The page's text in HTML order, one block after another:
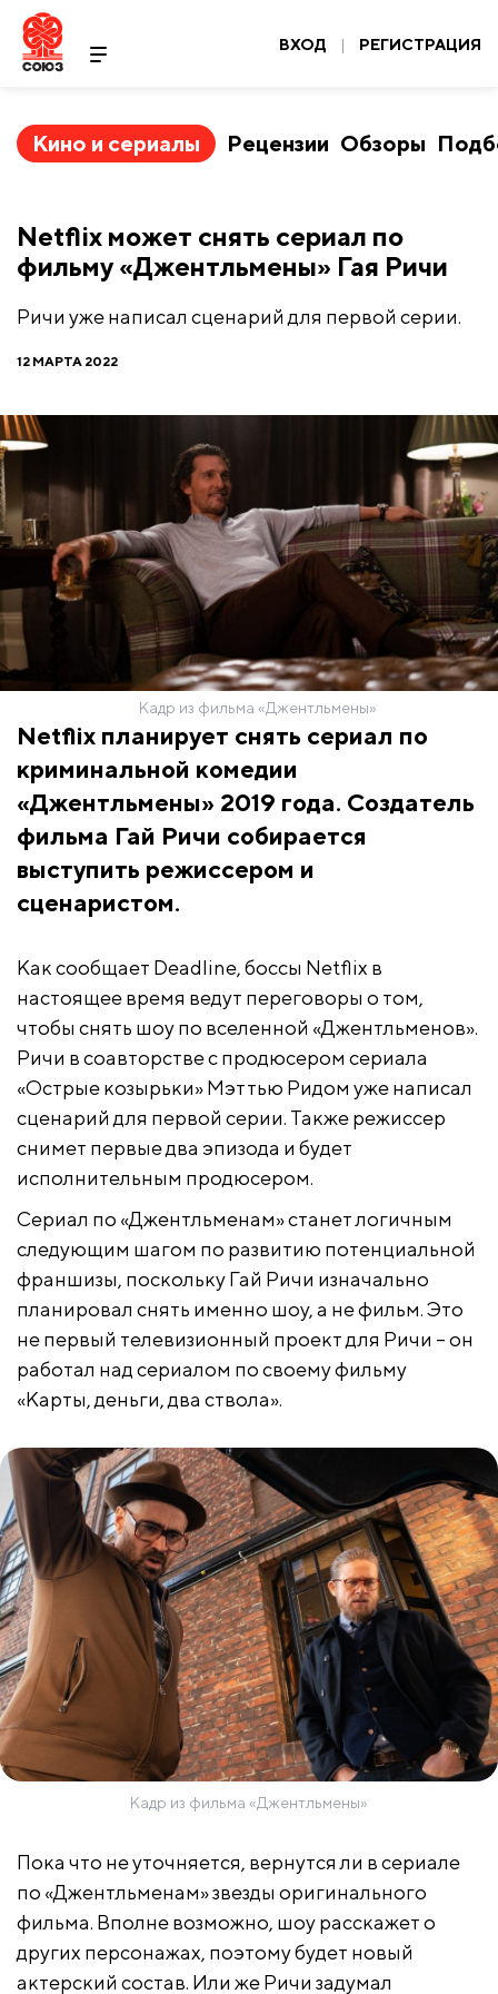
ВХОД | РЕГИСТРАЦИЯ
Кино и сериалы Рецензии Обзоры
Netflix может снять сериал по
фильму «Джентльмены» Гая Ричи
Ричи уже написал сценарий для первой серии.
12 МАРТА 2022
Кадр из фильма «Джентльмены»
Netflix планирует снять сериал по
криминальной комедии
«Джентльмены» 2019 года. Создатель
фильма Гай Ричи собирается
выступить режиссером и
сценаристом.
Как сообщает Deadline, боссы Netflix в
настоящее время ведут переговоры о том,
чтобы снять шоу по вселенной «Джентльменов».
Ричи в соавторстве с продюсером сериала
«Острые козырьки» Мэттью Ридом уже написал
сценарий для первой серии. Также режиссер
снимет первые два эпизода и будет
исполнительным продюсером.
Сериал по «Джентльменам» станет логичным
следующим шагом по развитию потенциальной
франшизы, поскольку Гай Ричи изначально
планировал снять именно шоу, а не фильм. Это
не первый телевизионный проект для Ричи – он
работал над сериалом по своему фильму
«Карты, деньги, два ствола».
Кадр из фильма «Джентльмены»
Пока что не уточняется, вернутся ли в сериале
по «Джентльменам» звезды оригинального
фильма. Вполне возможно, шоу расскажет о
других персонажах, поэтому будет новый
актерский состав. Или же Ричи задумал